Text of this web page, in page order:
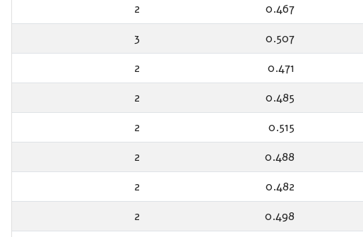
0.467
2
0.507
3
0.471
2
0.485
2
0.515
2
0.488
2
0.482
2
0.498
2